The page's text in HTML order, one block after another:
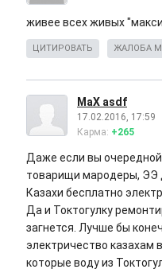
живее всех живых
ЦИТИРОВАТЬ ЖАЛОБА
MaX asdf
17.02.2016, 17:59
Карма: +265
Даже если вы очередной
товарищи мародеры, ЭЭ
Казахи бесплатно
Да и Токтогулку
загнется. Лучше бы
электричество казахам
которые воду из